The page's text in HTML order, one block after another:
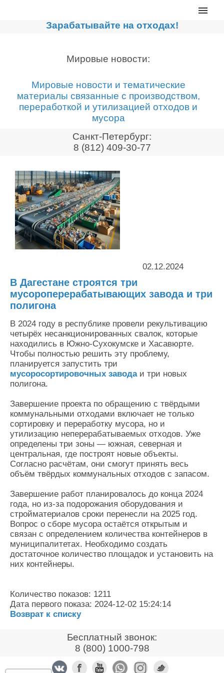
Главная
Сортировочные линии
Дробильное оборудование
Компакторы, контейнеры
Реализованные проекты
Видео
Новости компании
Мировые новости
О нас
Контакты
Оставить заявку
Зарабатывайте на отходах!
Мировые новости:
Мировые новости и тематические
материалы связанные с производством,
переработкой и утилизацией отходов и
мусора
Санкт-Петербург:
8 (812) 409-30-77
02.12.2024
В Дагестане строятся три
мусороперерабатывающих завода и три
полигона
В 2024 году в республике провели рекультивацию
четырёх несанкционированных свалок, которые
находились в Южно-Сухокумске и Хасавюрте.
Чтобы полностью решить эту проблему,
планируется запустить три
мусоросортировочных заводаи три новых
полигона.
Завершение проекта по обращению с твёрдыми
коммунальными отходами включает не только
сортировку и переработку мусора, но и
утилизацию неперерабатываемых отходов. Уже
определены три зоны — южная, северная и
центральная, где построят новые объекты.
Согласно расчётам, они смогут принять весь
объём твёрдых коммунальных отходов с запасом.
Завершение работ планировалось до конца 2024
года, но из-за подорожания оборудования и
стройматериалов сроки перенесли на 2025 год.
Вопрос о сборе мусора остаётся открытым и
связан с определением количества контейнеров в
муниципалитетах. Необходимо создать
достаточное количество площадок и установить на
них контейнеры.
Количество показов: 1211
Дата первого показа: 2024-12-02 15:24:14
Возврат к списку
Бесплатный звонок:
8 (800) 1000-798